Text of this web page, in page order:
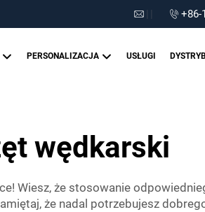
+86-
PERSONALIZACJA USŁUGI
wędkarski
Wiesz, że stosowanie
że nadal potrzebujesz